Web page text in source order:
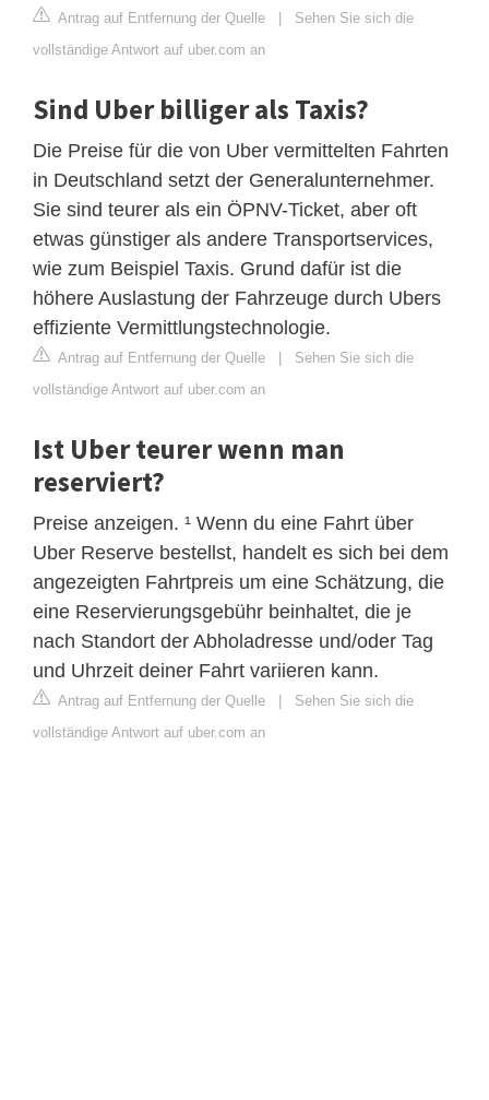
Antrag auf Entfernung der Quelle | Sehen Sie sich die
vollständige Antwort auf uber.com an
Sind Uber billiger als Taxis?
Die Preise für die von Uber vermittelten Fahrten
in Deutschland setzt der Generalunternehmer.
Sie sind teurer als ein ÖPNV-Ticket, aber oft
etwas günstiger als andere Transportservices,
wie zum Beispiel Taxis. Grund dafür ist die
höhere Auslastung der Fahrzeuge durch Ubers
effiziente Vermittlungstechnologie.
Antrag auf Entfernung der Quelle | Sehen Sie sich die
vollständige Antwort auf uber.com an
Ist Uber teurer wenn man
reserviert?
Preise anzeigen. ¹ Wenn du eine Fahrt über
Uber Reserve bestellst, handelt es sich bei dem
angezeigten Fahrtpreis um eine Schätzung, die
eine Reservierungsgebühr beinhaltet, die je
nach Standort der Abholadresse und/oder Tag
und Uhrzeit deiner Fahrt variieren kann.
Antrag auf Entfernung der Quelle | Sehen Sie sich die
vollständige Antwort auf uber.com an